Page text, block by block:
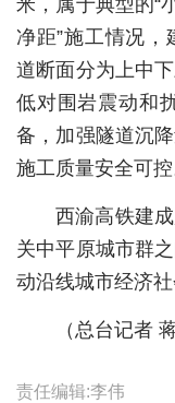
健康
悠游
相亲
汽车
房产
消费
净距”施工情况
道断面分为上中
低对围岩震动和
备，加强隧道沉
施工质量安全可控
西渝高铁建
关中平原城市群
动沿线城市经济社
（总台记者
责任编辑:李伟